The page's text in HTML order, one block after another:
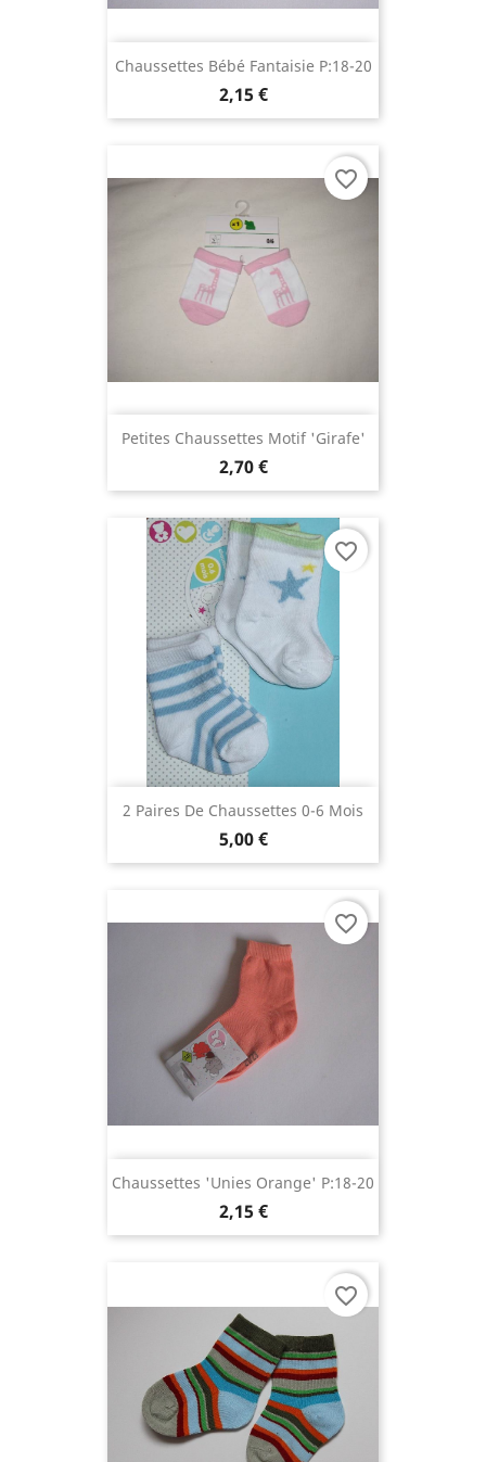
Chaussettes Bébé Fantaisie P:18-20
2,15 €
Petites Chaussettes Motif 'girafe'
2,70 €
favorite_border
2 Paires De Chaussettes 0-6 Mois
5,00 €
favorite_border
Chaussettes 'unies Orange' P:18-20
2,15 €
favorite_border
favorite_border